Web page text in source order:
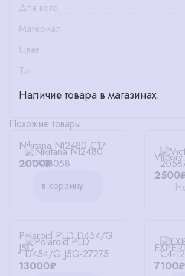
Для кого
Материал
Цвет
Тип
Наличие товара в магазинах:
Похожие товары
Nikitana NI2480 C17
2000₽
в корзину
Polaroid PLD D454/G
J5G
13000₽
7100₽